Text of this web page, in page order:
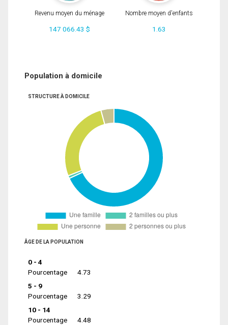
Revenu moyen du ménage
147 066.43 $
Nombre moyen d'enfants
1.63
Population à domicile
STRUCTURE À DOMICILE
ÂGE DE LA POPULATION
0 - 4
Pourcentage
4.73
5 - 9
Pourcentage
3.29
10 - 14
Pourcentage
4.48